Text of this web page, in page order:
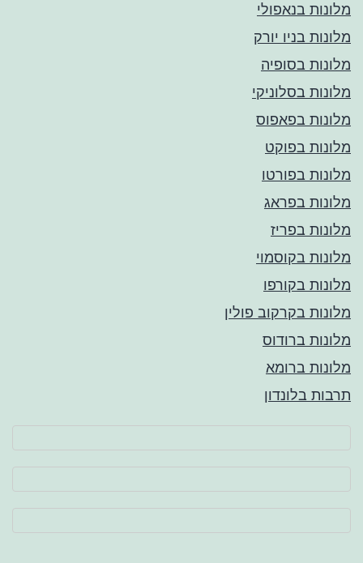
מלונות בנאפולי
מלונות בניו יורק
מלונות בסופיה
מלונות בסלוניקי
מלונות בפאפוס
מלונות בפוקט
מלונות בפורטו
מלונות בפראג
מלונות בפריז
מלונות בקוסמוי
מלונות בקורפו
מלונות בקרקוב פולין
מלונות ברודוס
מלונות ברומא
תרבות בלונדון